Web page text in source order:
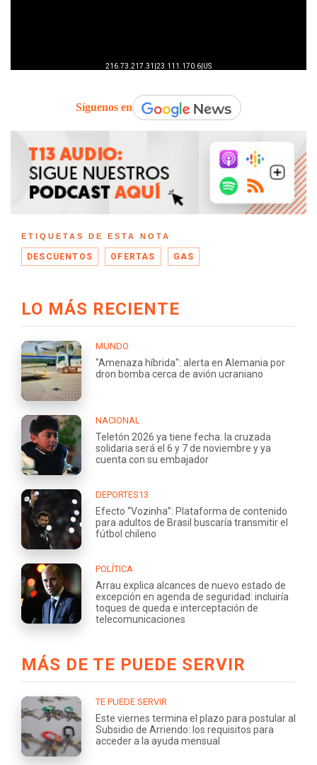
Síguenos en
ETIQUETAS DE ESTA NOTA
DESCUENTOS OFERTAS GAS
LO MÁS RECIENTE
MUNDO
"Amenaza híbrida": alerta en Alemania por
dron bomba cerca de avión ucraniano
NACIONAL
Teletón 2026 ya tiene fecha: la cruzada
solidaria será el 6 y 7 de noviembre y ya
cuenta con su embajador
DEPORTES13
Efecto “Vozinha”: Plataforma de contenido
para adultos de Brasil buscaría transmitir el
fútbol chileno
POLÍTICA
Arrau explica alcances de nuevo estado de
excepción en agenda de seguridad: incluiría
toques de queda e interceptación de
telecomunicaciones
MÁS DE TE PUEDE SERVIR
TE PUEDE SERVIR
Este viernes termina el plazo para postular al
Subsidio de Arriendo: los requisitos para
acceder a la ayuda mensual